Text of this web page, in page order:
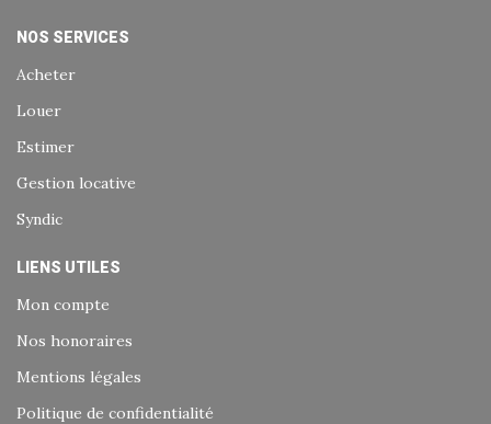
NOS SERVICES
Acheter
Louer
Estimer
Gestion locative
Syndic
LIENS UTILES
Mon compte
Nos honoraires
Mentions légales
Politique de confidentialité